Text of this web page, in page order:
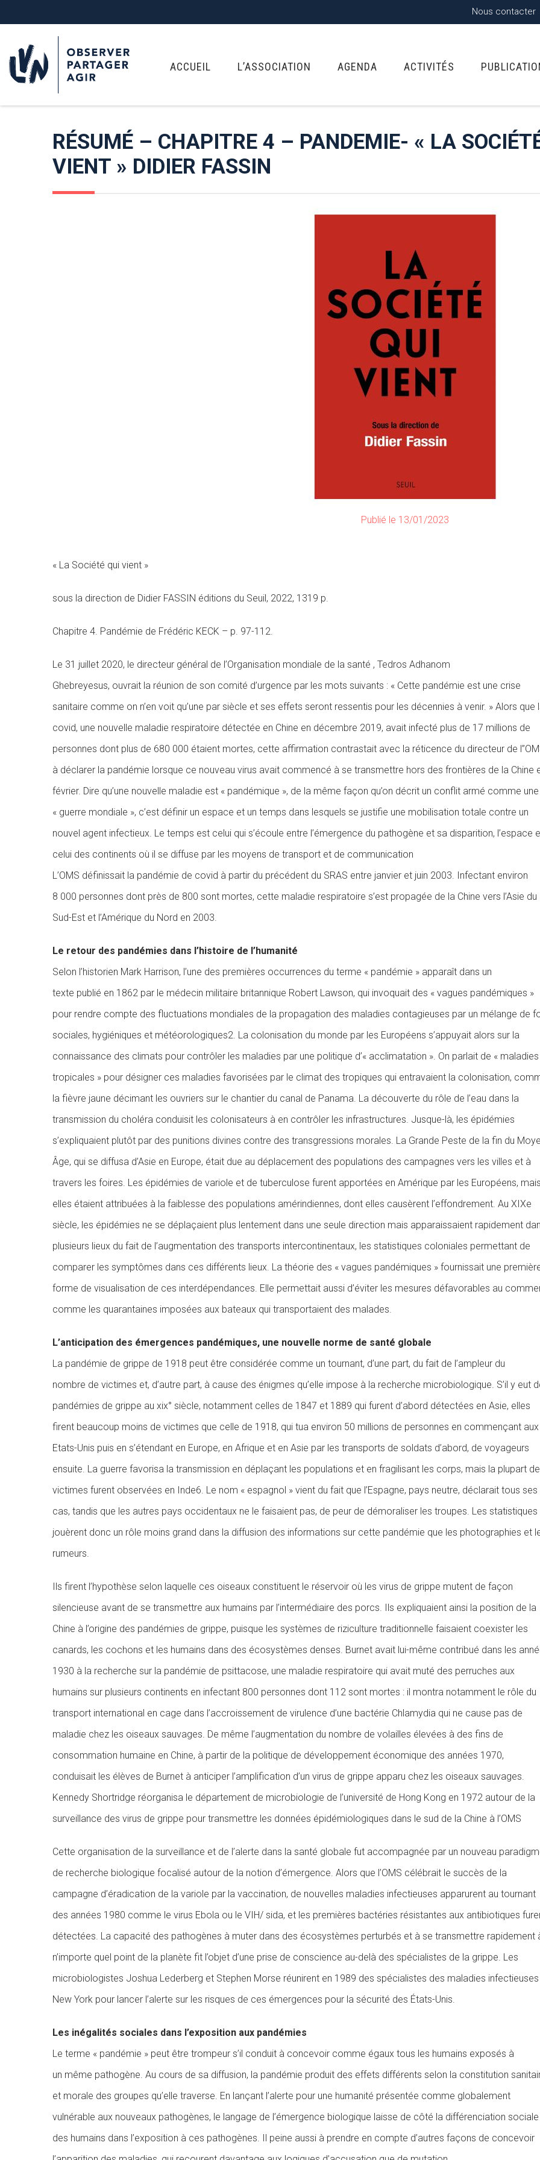
Nous contacter
ACCUEIL L’ASSOCIATION AGENDA ACTIVITÉS
RÉSUMÉ – CHAPITRE 4 – PANDEMIE- « LA
VIENT » DIDIER FASSIN
Publié le 13/01/2023
« La Société qui vient »
sous la direction de Didier FASSIN éditions du Seuil, 2022, 1319 p.
Chapitre 4. Pandémie de Frédéric KECK – p. 97-112.
Le 31 juillet 2020, le directeur général de l’Organisation mondiale de la santé , Tedros Adhanom
Ghebreyesus, ouvrait la réunion de son comité d’urgence par les mots suivants : « Cette pandémie est une crise
sanitaire comme on n’en voit qu’une par siècle et ses effets seront ressentis pour les décennies à venir. » Alors que
covid, une nouvelle maladie respiratoire détectée en Chine en décembre 2019, avait infecté plus de 17 millions de
personnes dont plus de 680 000 étaient mortes, cette affirmation contrastait avec la réticence du directeur de
à déclarer la pandémie lorsque ce nouveau virus avait commencé à se transmettre hors des frontières de la Chine
février. Dire qu’une nouvelle maladie est « pandémique », de la même façon qu’on décrit un conflit armé comme une
« guerre mondiale », c’est définir un espace et un temps dans lesquels se justifie une mobilisation totale contre un
nouvel agent infectieux. Le temps est celui qui s’écoule entre l’émergence du pathogène et sa disparition, l’espace
celui des continents où il se diffuse par les moyens de transport et de communication
L’OMS définissait la pandémie de covid à partir du précédent du SRAS entre janvier et juin 2003. Infectant environ
8 000 personnes dont près de 800 sont mortes, cette maladie respiratoire s’est propagée de la Chine vers l’Asie du
Sud-Est et l’Amérique du Nord en 2003.
Le retour des pandémies dans l’histoire de l’humanité
Selon l’historien Mark Harrison, l’une des premières occurrences du terme « pandémie » apparaît dans un
texte publié en 1862 par le médecin militaire britannique Robert Lawson, qui invoquait des « vagues pandémiques »
pour rendre compte des fluctuations mondiales de la propagation des maladies contagieuses par un mélange de
sociales, hygiéniques et météorologiques2. La colonisation du monde par les Européens s’appuyait alors sur la
connaissance des climats pour contrôler les maladies par une politique d’« acclimatation ». On parlait de « maladies
tropicales » pour désigner ces maladies favorisées par le climat des tropiques qui entravaient la colonisation,
la fièvre jaune décimant les ouvriers sur le chantier du canal de Panama. La découverte du rôle de l’eau dans la
transmission du choléra conduisit les colonisateurs à en contrôler les infrastructures. Jusque-là, les épidémies
s’expliquaient plutôt par des punitions divines contre des transgressions morales. La Grande Peste de la fin du
Âge, qui se diffusa d’Asie en Europe, était due au déplacement des populations des campagnes vers les villes et à
travers les foires. Les épidémies de variole et de tuberculose furent apportées en Amérique par les Européens, mais
elles étaient attribuées à la faiblesse des populations amérindiennes, dont elles causèrent l’effondrement. Au XIXe
siècle, les épidémies ne se déplaçaient plus lentement dans une seule direction mais apparaissaient rapidement
plusieurs lieux du fait de l’augmentation des transports intercontinentaux, les statistiques coloniales permettant de
comparer les symptômes dans ces différents lieux. La théorie des « vagues pandémiques » fournissait une
forme de visualisation de ces interdépendances. Elle permettait aussi d’éviter les mesures défavorables au
comme les quarantaines imposées aux bateaux qui transportaient des malades.
L’anticipation des émergences pandémiques, une nouvelle norme de santé globale
La pandémie de grippe de 1918 peut être considérée comme un tournant, d’une part, du fait de l’ampleur du
nombre de victimes et, d’autre part, à cause des énigmes qu’elle impose à la recherche microbiologique. S’il y eut
pandémies de grippe au xix° siècle, notamment celles de 1847 et 1889 qui furent d’abord détectées en Asie, elles
firent beaucoup moins de victimes que celle de 1918, qui tua environ 50 millions de personnes en commençant aux
Etats-Unis puis en s’étendant en Europe, en Afrique et en Asie par les transports de soldats d’abord, de voyageurs
ensuite. La guerre favorisa la transmission en déplaçant les populations et en fragilisant les corps, mais la plupart
victimes furent observées en Inde6. Le nom « espagnol » vient du fait que l’Espagne, pays neutre, déclarait tous ses
cas, tandis que les autres pays occidentaux ne le faisaient pas, de peur de démoraliser les troupes. Les statistiques
jouèrent donc un rôle moins grand dans la diffusion des informations sur cette pandémie que les photographies et
rumeurs.
Ils firent l’hypothèse selon laquelle ces oiseaux constituent le réservoir où les virus de grippe mutent de façon
silencieuse avant de se transmettre aux humains par l’intermédiaire des porcs. Ils expliquaient ainsi la position de la
Chine à l’origine des pandémies de grippe, puisque les systèmes de riziculture traditionnelle faisaient coexister les
canards, les cochons et les humains dans des écosystèmes denses. Burnet avait lui-même contribué dans les
1930 à la recherche sur la pandémie de psittacose, une maladie respiratoire qui avait muté des perruches aux
humains sur plusieurs continents en infectant 800 personnes dont 112 sont mortes : il montra notamment le rôle du
transport international en cage dans l’accroissement de virulence d’une bactérie Chlamydia qui ne cause pas de
maladie chez les oiseaux sauvages. De même l’augmentation du nombre de volailles élevées à des fins de
consommation humaine en Chine, à partir de la politique de développement économique des années 1970,
conduisait les élèves de Burnet à anticiper l’amplification d’un virus de grippe apparu chez les oiseaux sauvages.
Kennedy Shortridge réorganisa le département de microbiologie de l’université de Hong Kong en 1972 autour de la
surveillance des virus de grippe pour transmettre les données épidémiologiques dans le sud de la Chine à l’OMS
Cette organisation de la surveillance et de l’alerte dans la santé globale fut accompagnée par un nouveau
de recherche biologique focalisé autour de la notion d’émergence. Alors que l’OMS célébrait le succès de la
campagne d’éradication de la variole par la vaccination, de nouvelles maladies infectieuses apparurent au tournant
des années 1980 comme le virus Ebola ou le VIH/ sida, et les premières bactéries résistantes aux antibiotiques
détectées. La capacité des pathogènes à muter dans des écosystèmes perturbés et à se transmettre rapidement
n’importe quel point de la planète fit l’objet d’une prise de conscience au-delà des spécialistes de la grippe. Les
microbiologistes Joshua Lederberg et Stephen Morse réunirent en 1989 des spécialistes des maladies
New York pour lancer l’alerte sur les risques de ces émergences pour la sécurité des États-Unis.
Les inégalités sociales dans l’exposition aux pandémies
Le terme « pandémie » peut être trompeur s’il conduit à concevoir comme égaux tous les humains exposés à
un même pathogène. Au cours de sa diffusion, la pandémie produit des effets différents selon la constitution
et morale des groupes qu’elle traverse. En lançant l’alerte pour une humanité présentée comme globalement
vulnérable aux nouveaux pathogènes, le langage de l’émergence biologique laisse de côté la différenciation sociale
des humains dans l’exposition à ces pathogènes. Il peine aussi à prendre en compte d’autres façons de concevoir